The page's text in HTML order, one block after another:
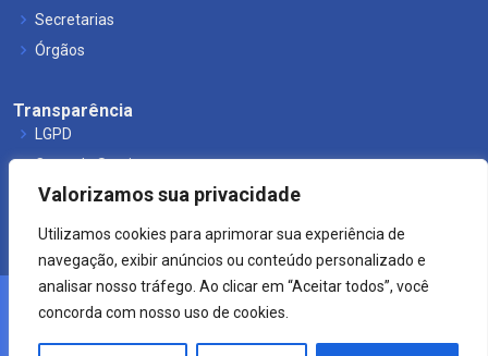
Valorizamos sua privacidade
Utilizamos cookies para aprimorar sua experiência de
navegação, exibir anúncios ou conteúdo personalizado e
analisar nosso tráfego. Ao clicar em “Aceitar todos”, você
concorda com nosso uso de cookies.
Secretarias
Órgãos
Transparência
LGPD
Carta de Serviços
Leis Municipais